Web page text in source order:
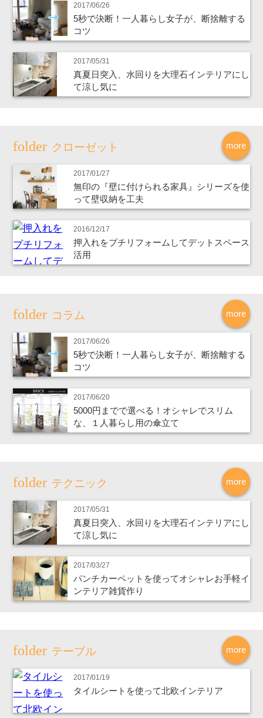
2017/06/26
5秒で決断！一人暮らし女子が、断捨離する
コツ
2017/05/31
真夏日突入、水回りを大理石インテリアにし
て涼し気に
more
クローゼット
2017/01/27
無印の『壁に付けられる家具』シリーズを使
って壁収納を工夫
2016/12/17
押入れをプチリフォームしてデットスペース
活用
more
コラム
2017/06/26
5秒で決断！一人暮らし女子が、断捨離する
コツ
2017/06/20
5000円までで選べる！オシャレでスリム
な、１人暮らし用の傘立て
more
テクニック
2017/05/31
真夏日突入、水回りを大理石インテリアにし
て涼し気に
2017/03/27
パンチカーペットを使ってオシャレお手軽イ
ンテリア雑貨作り
more
テーブル
2017/01/19
タイルシートを使って北欧インテリア